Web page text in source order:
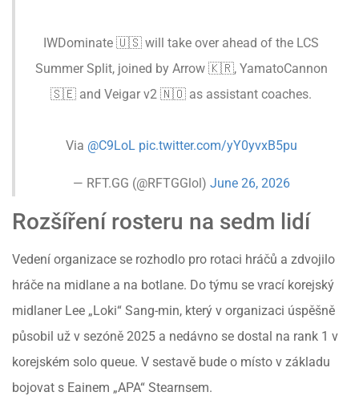
IWDominate 🇺🇸 will take over ahead of the LCS
Summer Split, joined by Arrow 🇰🇷, YamatoCannon
🇸🇪 and Veigar v2 🇳🇴 as assistant coaches.
Via @C9LoL pic.twitter.com/yY0yvxB5pu
— RFT.GG (@RFTGGlol) June 26, 2026
Rozšíření rosteru na sedm lidí
Vedení organizace se rozhodlo pro rotaci hráčů a zdvojilo
hráče na midlane a na botlane. Do týmu se vrací korejský
midlaner Lee „Loki“ Sang-min, který v organizaci úspěšně
působil už v sezóně 2025 a nedávno se dostal na rank 1 v
korejském solo queue. V sestavě bude o místo v základu
bojovat s Eainem „APA“ Stearnsem.